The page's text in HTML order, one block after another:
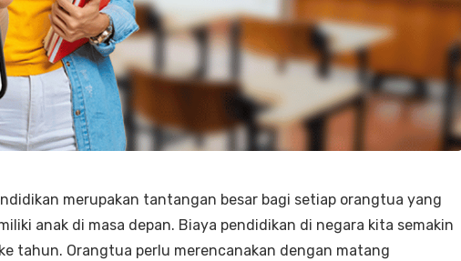
merupakan tantangan besar bagi setiap orangtua yang
anak di masa depan. Biaya pendidikan di negara kita semakin
tahun. Orangtua perlu merencanakan dengan matang